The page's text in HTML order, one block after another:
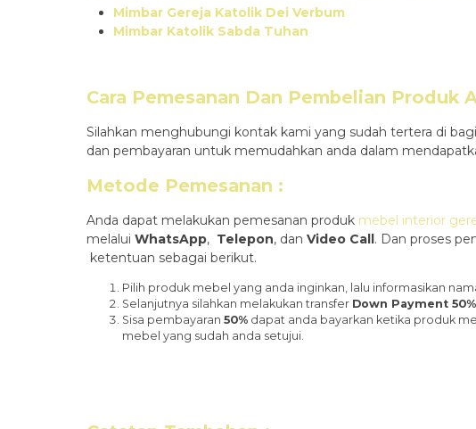
Mimbar Gereja Katolik Dei Verbum
Mimbar Katolik Sabda Tuhan
Cara Pemesanan Dan Pembelian Produk
Silahkan menghubungi kontak kami yang sudah tertera di
dan pembayaran untuk memudahkan anda dalam
Metode Pemesanan :
Anda dapat melakukan pemesanan produk mebel interior
melalui WhatsApp, Telepon, dan Video Call. Dan proses
ketentuan sebagai berikut.
Pilih produk mebel yang anda inginkan, lalu informasikan
Selanjutnya silahkan melakukan transfer Down Payment 50%
Sisa pembayaran 50% dapat anda bayarkan ketika produk
mebel yang sudah anda setujui.